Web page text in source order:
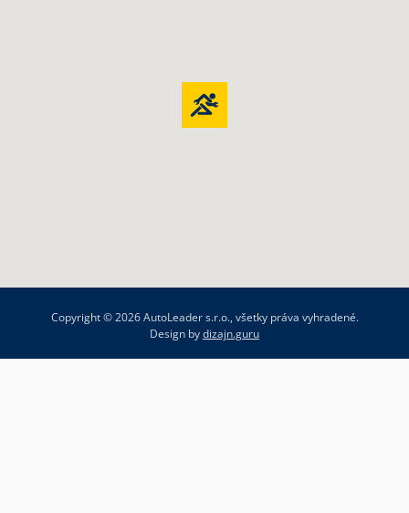
Copyright © 2026 AutoLeader s.r.o., všetky práva vyhradené.
Design bydizajn.guru